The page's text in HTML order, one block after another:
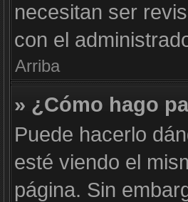
necesitan ser
con el
Arriba
» ¿Cómo hago
Puede hacerlo
esté viendo el
página. Sin